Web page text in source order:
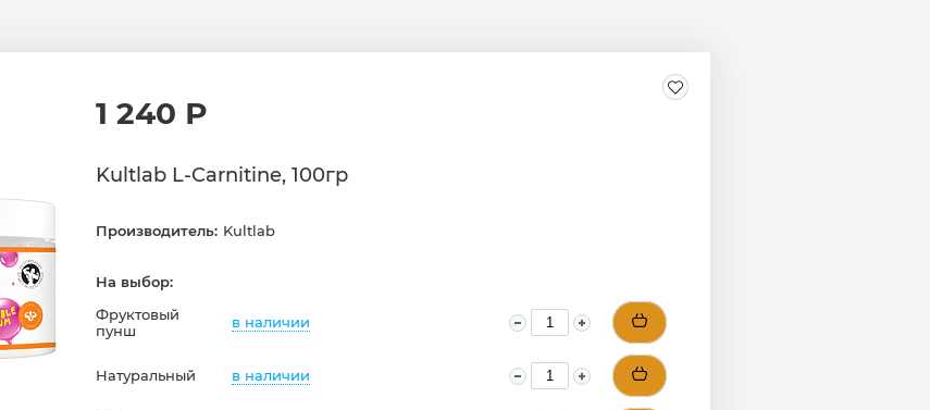
1 240 Р
Kultlab L-Carnitine, 100гр
Производитель: Kultlab
На выбор:
Фруктовый
пунш
в наличии
Натуральный в наличии